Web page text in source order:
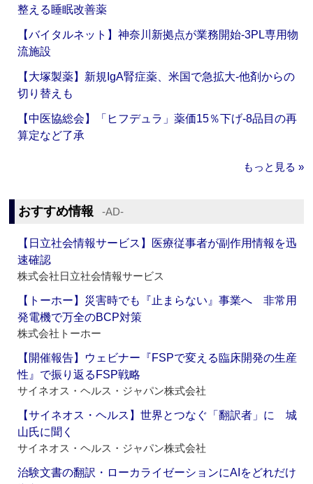
整える睡眠改善薬
【バイタルネット】神奈川新拠点が業務開始‐3PL専用物
流施設
【大塚製薬】新規IgA腎症薬、米国で急拡大‐他剤からの
切り替えも
【中医協総会】「ヒフデュラ」薬価15％下げ‐8品目の再
算定など了承
もっと見る »
おすすめ情報 ‐AD‐
【日立社会情報サービス】医療従事者が副作用情報を迅
速確認
株式会社日立社会情報サービス
【トーホー】災害時でも『止まらない』事業へ 非常用
発電機で万全のBCP対策
株式会社トーホー
【開催報告】ウェビナー『FSPで変える臨床開発の生産
性』で振り返るFSP戦略
サイネオス・ヘルス・ジャパン株式会社
【サイネオス・ヘルス】世界とつなぐ「翻訳者」に 城
山氏に聞く
サイネオス・ヘルス・ジャパン株式会社
治験文書の翻訳・ローカライゼーションにAIをどれだけ